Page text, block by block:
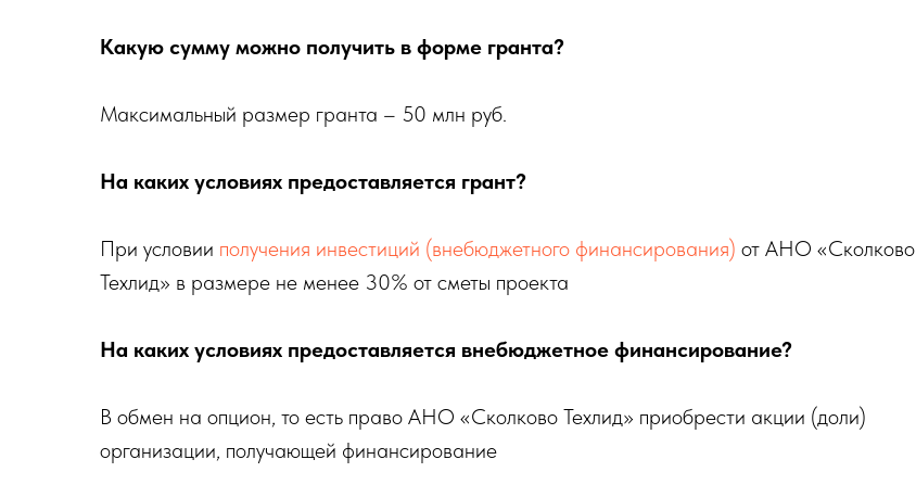
Какую сумму можно получить в форме гранта?
Максимальный размер гранта – 50 млн руб.
На каких условиях предоставляется грант?
При условии получения инвестиций (внебюджетного финансирования) от АНО «Сколково
Техлид» в размере не менее 30% от сметы проекта
На каких условиях предоставляется внебюджетное финансирование?
В обмен на опцион, то есть право АНО «Сколково Техлид» приобрести акции (доли)
организации, получающей финансирование